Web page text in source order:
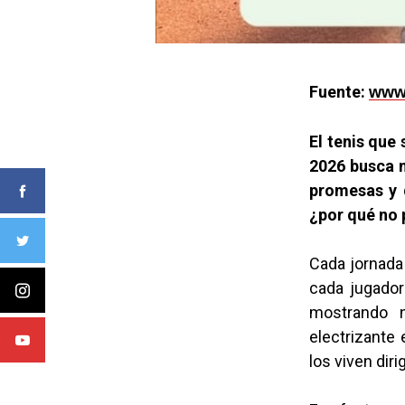
Fuente:
El tenis que
2026 busca
promesas y
¿por qué no
Cada
cada
mostrando
electrizante
los viven